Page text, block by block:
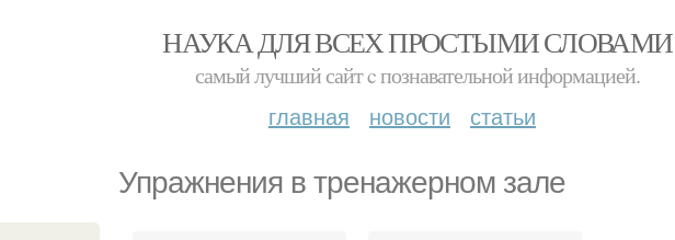
НАУКА ДЛЯ ВСЕХ ПРОСТЫМИ СЛОВАМИ
самый лучший сайт c познавательной информацией.
главная новости статьи
Упражнения в тренажерном зале